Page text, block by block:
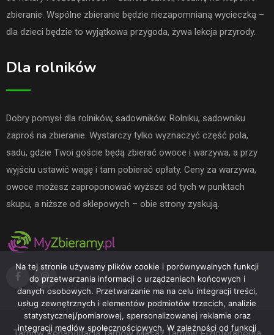
zbieranie. Wspólne zbieranie będzie niezapomnianą wycieczką –
dla dzieci będzie to wyjątkowa przygoda, żywa lekcja przyrody.
Dla rolników
Dobry pomysł dla rolników, sadowników. Rolniku, sadowniku
zaproś na zbieranie. Wystarczy tylko wyznaczyć część pola,
sadu, gdzie Twoi goście będą zbierać owoce i warzywa, a przy
wyjściu ustawić wagę i tam pobierać opłaty. Ceny za warzywa,
owoce możesz zaproponować wyższe od tych w punktach
skupu, a niższe od sklepowych – obie strony zyskują.
Na tej stronie używamy plików cookie i porównywalnych funkcji
do przetwarzania informacji o urządzeniach końcowych i
danych osobowych. Przetwarzanie ma na celu integracji treści,
usług zewnętrznych i elementów podmiotów trzecich, analizie
statystycznej/pomiarowej, spersonalizowanej reklamie oraz
integracji mediów społecznościowych. W zależności od funkcji